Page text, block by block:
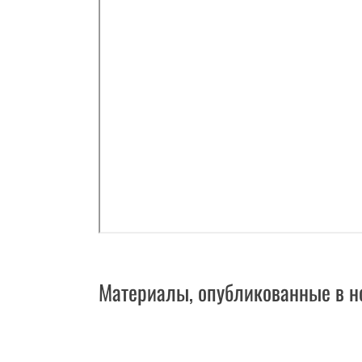
Материалы, опубликованные в